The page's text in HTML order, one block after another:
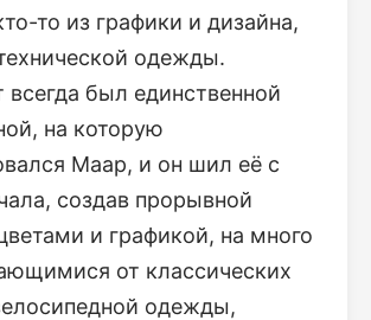
то из графики и дизайна,
одежды.
всегда был единственной
на которую
Maap, и он шил её с
создав прорывной
и графикой, на много
от классических
одежды,